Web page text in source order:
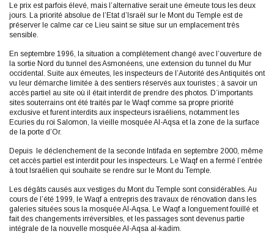
Le prix est parfois élevé, mais l’alternative serait une émeute tous les deux
jours. La priorité absolue de l’Etat d’Israël sur le Mont du Temple est de
préserver le calme car ce Lieu saint se situe sur un emplacement très
sensible.
En septembre 1996, la situation a complètement changé avec l’ouverture de
la sortie Nord du tunnel des Asmonéens, une extension du tunnel du Mur
occidental. Suite aux émeutes, les inspecteurs de l’Autorité des Antiquités ont
vu leur démarche limitée à des sentiers réservés aux touristes ; à savoir un
accès partiel au site où il était interdit de prendre des photos. D’importants
sites souterrains ont été traités par le Waqf comme sa propre priorité
exclusive et furent interdits aux inspecteurs israéliens, notamment les
Ecuries du roi Salomon, la vieille mosquée Al-Aqsa et la zone de la surface
de la porte d’Or.
Depuis le déclenchement de la seconde Intifada en septembre 2000, même
cet accès partiel est interdit pour les inspecteurs. Le Waqf en a fermé l’entrée
à tout Israélien qui souhaite se rendre sur le Mont du Temple.
Les dégâts causés aux vestiges du Mont du Temple sont considérables. Au
cours de l’été 1999, le Waqf a entrepris des travaux de rénovation dans les
galeries situées sous la mosquée Al-Aqsa. Le Waqf a longuement fouillé et
fait des changements irréversibles, et les passages sont devenus partie
intégrale de la nouvelle mosquée Al-Aqsa al-kadim.